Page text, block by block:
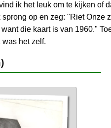
ik het leuk om te kijken of
op en zeg: "Riet Onze
die kaart is van 1960."
het zelf.